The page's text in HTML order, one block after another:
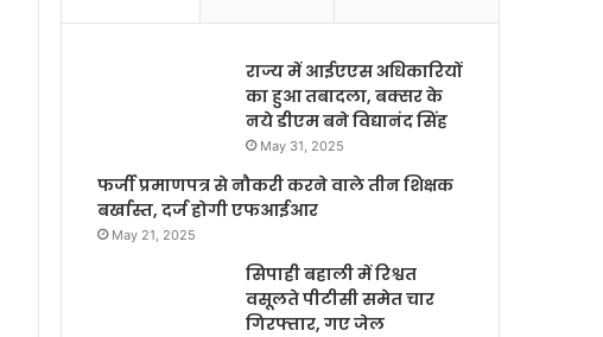
राज्य में आईएएस अधिकारियों
का हुआ तबादला, बक्सर के
नये डीएम बने विद्यानंद सिंह
May 31, 2025
फर्जी प्रमाणपत्र से नौकरी करने वाले तीन शिक्षक
बर्खास्त, दर्ज होगी एफआईआर
May 21, 2025
सिपाही बहाली में रिश्वत
वसूलते पीटीसी समेत चार
गिरफ्तार, गए जेल